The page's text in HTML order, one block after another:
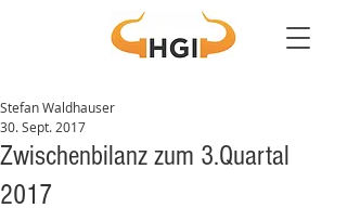
Zwischenbilanz zum 3.Quartal
2017
Stefan Waldhauser
30. Sept. 2017